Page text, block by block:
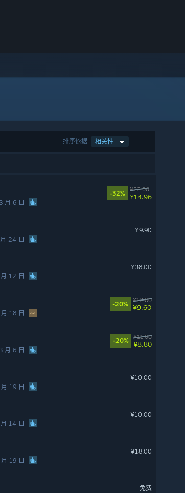
排序依据 相关性
月 6 日
-32%
¥22.00
¥14.96
24 日
¥9.90
12 日
¥38.00
18 日
-20%
¥12.00
¥9.60
月 6 日
-20%
¥11.00
¥8.80
19 日
¥10.00
14 日
¥10.00
19 日
¥18.00
免费